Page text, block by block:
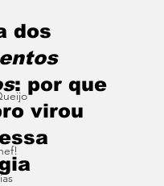
dos
: por que
virou